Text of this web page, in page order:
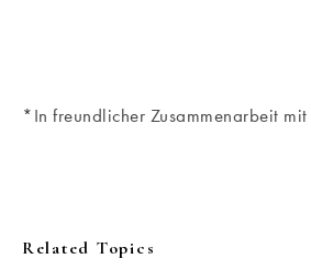
*In freundlicher Zusammenarbeit mit
Related Topics